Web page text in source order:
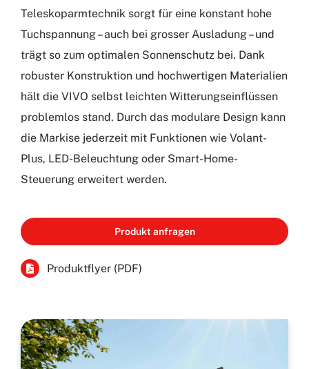
Teleskoparmtechnik sorgt für eine konstant hohe
Tuchspannung – auch bei grosser Ausladung – und
trägt so zum optimalen Sonnenschutz bei. Dank
robuster Konstruktion und hochwertigen Materialien
hält die VIVO selbst leichten Witterungseinflüssen
problemlos stand. Durch das modulare Design kann
die Markise jederzeit mit Funktionen wie Volant-
Plus, LED-Beleuchtung oder Smart-Home-
Steuerung erweitert werden.
Produkt anfragen
Produktflyer (PDF)